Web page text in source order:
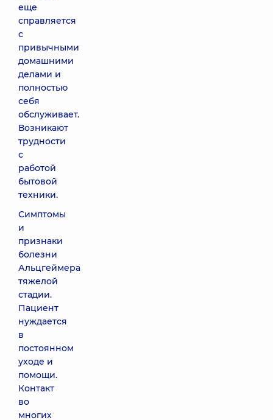
еще
справляется
с
привычными
домашними
делами и
полностью
себя
обслуживает.
Возникают
трудности
с
работой
бытовой
техники.
Симптомы
и
признаки
болезни
Альцгеймера
тяжелой
стадии.
Пациент
нуждается
в
постоянном
уходе и
помощи.
Контакт
во
многих